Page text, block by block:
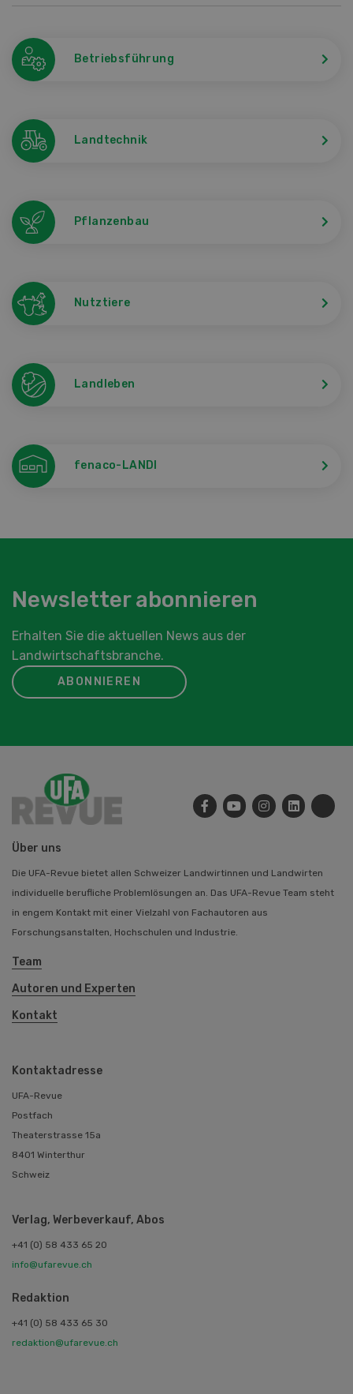
Betriebsführung
Landtechnik
Pflanzenbau
Nutztiere
Landleben
fenaco-LANDI
Newsletter abonnieren
Erhalten Sie die aktuellen News aus der
Landwirtschaftsbranche.
ABONNIEREN
Über uns
Die UFA-Revue bietet allen Schweizer Landwirtinnen und Landwirten
individuelle berufliche Problemlösungen an. Das UFA-Revue Team steht
in engem Kontakt mit einer Vielzahl von Fachautoren aus
Forschungsanstalten, Hochschulen und Industrie.
Team
Autoren und Experten
Kontakt
Kontaktadresse
UFA-Revue
Postfach
Theaterstrasse 15a
8401 Winterthur
Schweiz
Verlag, Werbeverkauf, Abos
+41 (0) 58 433 65 20
info@ufarevue.ch
Redaktion
+41 (0) 58 433 65 30
redaktion@ufarevue.ch